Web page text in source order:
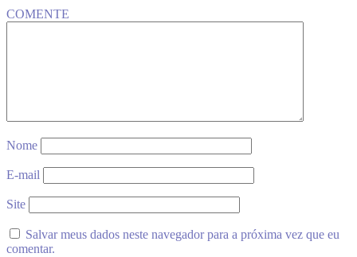
COMENTE
Nome
E-mail
Site
Salvar meus dados neste navegador para a próxima vez que eu
comentar.